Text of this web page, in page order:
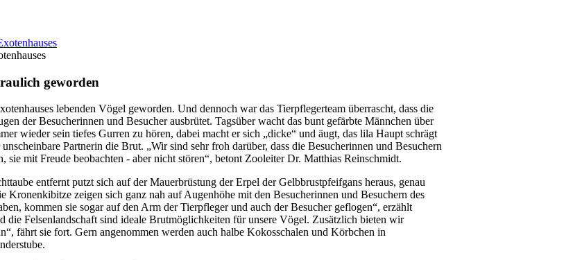
geworden
lebenden Vögel geworden. Und dennoch war das Tierpflegerteam überrascht, dass die
der Besucherinnen und Besucher ausbrütet. Tagsüber wacht das bunt gefärbte Männchen über
wieder sein tiefes Gurren zu hören, dabei macht er sich „dicke“ und äugt, das lila Haupt schrägt
Partnerin die Brut. „Wir sind sehr froh darüber, dass die Besucherinnen und Besuchern
sie mit Freude beobachten - aber nicht stören“, betont Zooleiter Dr. Matthias Reinschmidt.
entfernt putzt sich auf der Mauerbrüstung der Erpel der Gelbbrustpfeifgans heraus, genau
Kronenkibitze zeigen sich ganz nah auf Augenhöhe mit den Besucherinnen und Besuchern des
kommen sie sogar auf den Arm der Tierpfleger und auch der Besucher geflogen“, erzählt
die Felsenlandschaft sind ideale Brutmöglichkeiten für unsere Vögel. Zusätzlich bieten wir
fährt sie fort. Gern angenommen werden auch halbe Kokosschalen und Körbchen in